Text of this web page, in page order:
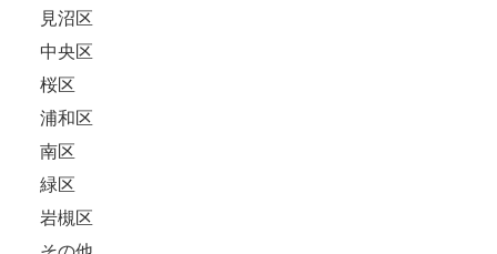
見沼区
中央区
桜区
浦和区
南区
緑区
岩槻区